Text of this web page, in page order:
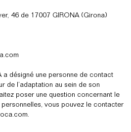
46 de 17007 GIRONA (Girona)
a désigné une personne de contact
de l’adaptation au sein de son
poser une question concernant le
vous pouvez le contacter